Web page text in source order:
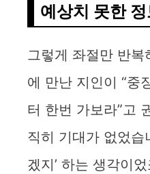
예상치 못한
그렇게 좌절만 반
에 만난 지인이 “중
터 한번 가보라”고
직히 기대가 없었습
겠지’ 하는 생각이